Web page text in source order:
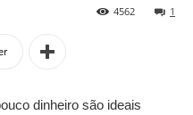
1
4562
dinheiro são ideais